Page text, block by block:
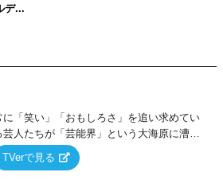
デ...
に「笑い」「おもしろさ」を追い求めてい
芸人たちが「芸能界」という大海原に漕ぎ
でて、新たなオモシロ人間を発掘する！
TVerで見る